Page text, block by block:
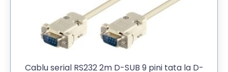
Cablu serial RS232 2m D-SUB 9 pini tata la D-